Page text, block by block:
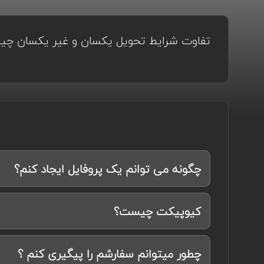
تفاوت شرایط تحویل یکسان و غیر یکسان
چگونه می توانم یک پروفایل ایجاد کنم؟
کیوپیکت چیست؟
چطور میتوانم سفارشم را پیگیری کنم ؟